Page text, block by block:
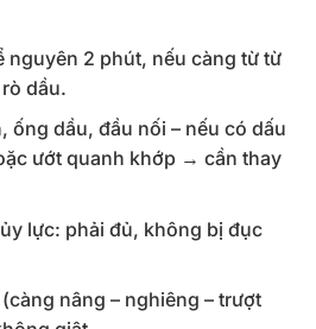
nguyên 2 phút, nếu càng từ từ
dầu.
ống dầu, đầu nối – nếu có dấu
ướt quanh khớp → cần thay
lực: phải đủ, không bị đục
nâng – nghiêng – trượt